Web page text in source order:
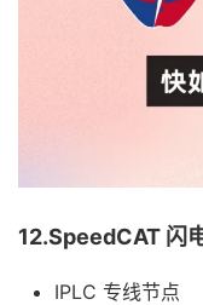
12.SpeedCAT 闪
IPLC 专线节点